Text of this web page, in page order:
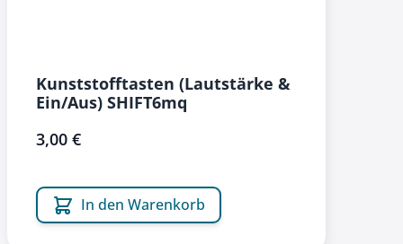
Kunststofftasten (Lautstärke &
Ein/Aus) SHIFT6mq
3,00 €
In den Warenkorb